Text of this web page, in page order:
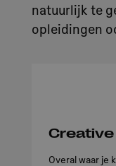
natuurlijk te
opleidingen
Creative
Overal waar je